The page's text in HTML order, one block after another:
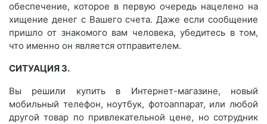
обеспечение, которое в первую очередь нацелено на
хищение денег с Вашего счета. Даже если сообщение
пришло от знакомого вам человека, убедитесь в том,
что именно он является отправителем.
СИТУАЦИЯ 3.
Вы решили купить в Интернет-магазине, новый
мобильный телефон, ноутбук, фотоаппарат, или любой
другой товар по привлекательной цене, но сотрудник